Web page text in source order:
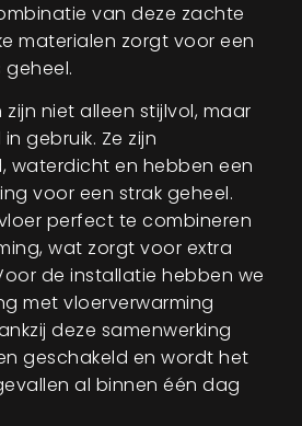
van deze zachte
materialen zorgt voor een
niet alleen stijlvol, maar
gebruik. Ze zijn
waterdicht en hebben een
voor een strak geheel.
perfect te combineren
wat zorgt voor extra
de installatie hebben we
met vloerverwarming
deze samenwerking
geschakeld en wordt het
al binnen één dag